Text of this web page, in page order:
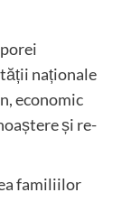
naționale
economic
și re-
familiilor